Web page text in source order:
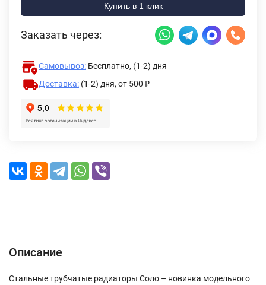
Купить в 1 клик
Заказать через:
Самовывоз: Бесплатно, (1-2) дня
Доставка: (1-2) дня, от 500 ₽
Описание
Стальные трубчатые радиаторы Соло – новинка модельного